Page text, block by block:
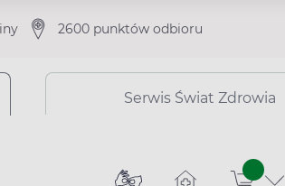
2600 punktów odbioru
Serwis Świat Zdrowia
sztuk